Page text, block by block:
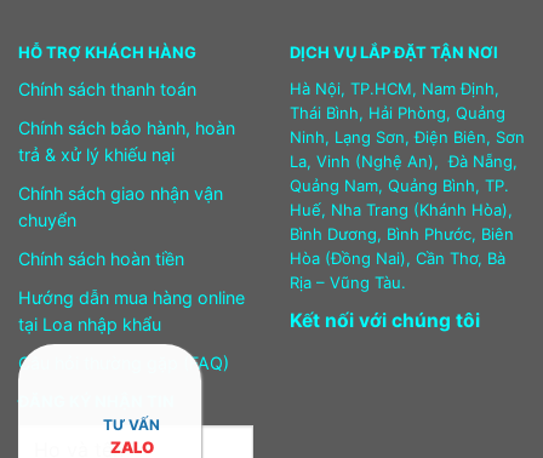
HỖ TRỢ KHÁCH HÀNG
Chính sách thanh toán
Chính sách bảo hành, hoàn
trả & xử lý khiếu nại
Chính sách giao nhận vận
chuyển
Chính sách hoàn tiền
Hướng dẫn mua hàng online
tại Loa nhập khẩu
Câu hỏi thường gặp (FAQ)
DỊCH VỤ LẮP ĐẶT TẬN NƠI
Hà Nội, TP.HCM, Nam Định,
Thái Bình, Hải Phòng, Quảng
Ninh, Lạng Sơn, Điện Biên, Sơn
La, Vinh (Nghệ An), Đà Nẵng,
Quảng Nam, Quảng Bình, TP.
Huế, Nha Trang (Khánh Hòa),
Bình Dương, Bình Phước, Biên
Hòa (Đồng Nai), Cần Thơ, Bà
Rịa – Vũng Tàu.
Kết nối với chúng tôi
TƯ VẤN
ZALO